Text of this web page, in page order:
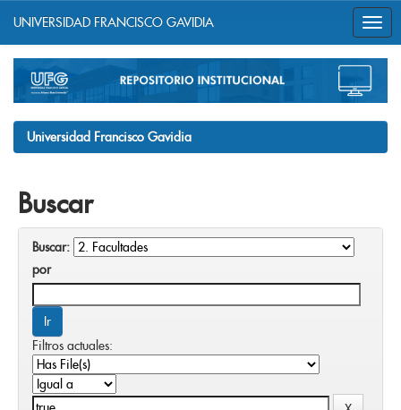
navigation
UNIVERSIDAD FRANCISCO GAVIDIA
Universidad Francisco Gavidia
Buscar
Buscar:
por
Filtros actuales: